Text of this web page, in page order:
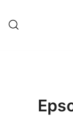
do
treści